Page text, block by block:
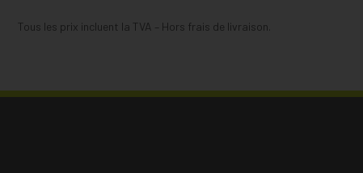
Tous les prix incluent la TVA – Hors frais de livraison.